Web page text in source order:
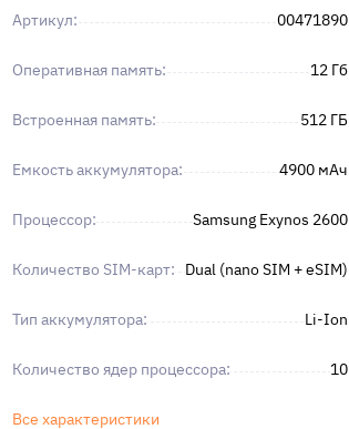
Артикул: 00471890
Оперативная память: 12 Гб
Встроенная память: 512 ГБ
Емкость аккумулятора: 4900 мAч
Процессор: Samsung Exynos 2600
Количество SIM-карт: Dual (nano SIM + eSIM)
Тип аккумулятора: Li-Ion
Количество ядер процессора: 10
Все характеристики